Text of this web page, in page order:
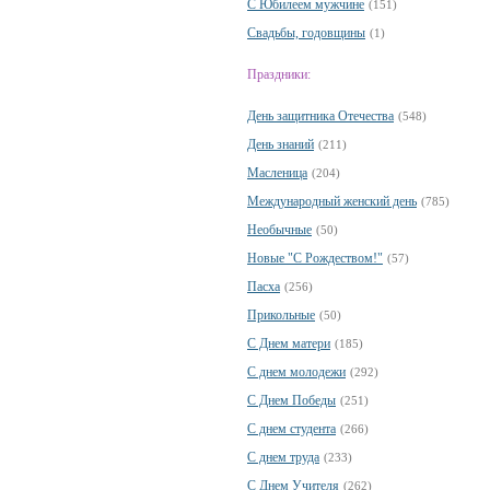
С Юбилеем мужчине (151)
Свадьбы, годовщины (1)
Праздники:
День защитника Отечества (548)
День знаний (211)
Масленица (204)
Международный женский день (785)
Необычные (50)
Новые "С Рождеством!" (57)
Пасха (256)
Прикольные (50)
С Днем матери (185)
С днем молодежи (292)
С Днем Победы (251)
С днем студента (266)
С днем труда (233)
С Днем Учителя (262)